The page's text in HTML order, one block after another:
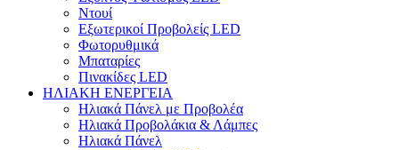
Ντουί
Εξωτερικοί Προβολείς LED
Φωτορυθμικά
Μπαταρίες
Πινακίδες LED
ΗΛΙΑΚΗ ΕΝΕΡΓΕΙΑ
Ηλιακά Πάνελ με Προβολέα
Ηλιακά Προβολάκια & Λάμπες
Hλιακά Πάνελ